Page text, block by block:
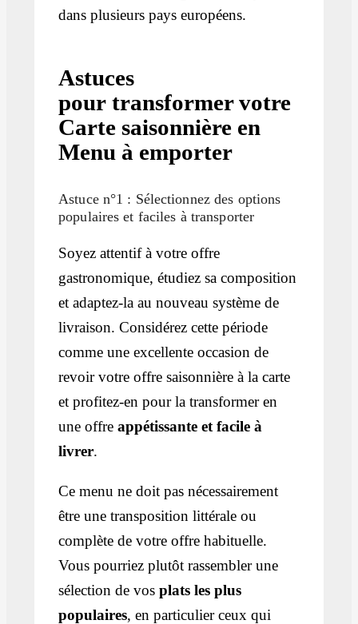
dans plusieurs pays européens.
Astuces
pour transformer votre
Carte saisonnière en
Menu à emporter
Astuce n°1 : Sélectionnez des options
populaires et faciles à transporter
Soyez attentif à votre offre
gastronomique, étudiez sa composition
et adaptez-la au nouveau système de
livraison. Considérez cette période
comme une excellente occasion de
revoir votre offre saisonnière à la carte
et profitez-en pour la transformer en
une offreappétissante et facile à
livrer.
Ce menu ne doit pas nécessairement
être une transposition littérale ou
complète de votre offre habituelle.
Vous pourriez plutôt rassembler une
sélection de vosplats les plus
populaires, en particulier ceux qui